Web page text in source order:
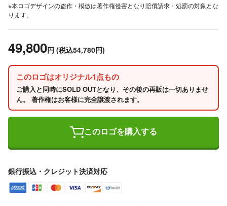
※本ロゴデザインの盗作・模倣は著作権侵害となり賠償請求・処罰の対象とな
ります。
49,800円 (税込54,780円)
このロゴはオリジナル1点もの
ご購入と同時にSOLD OUTとなり、その後の再販は一切ありませ
ん。 著作権はお客様に完全譲渡されます。
このロゴを購入する
銀行振込・クレジット決済対応